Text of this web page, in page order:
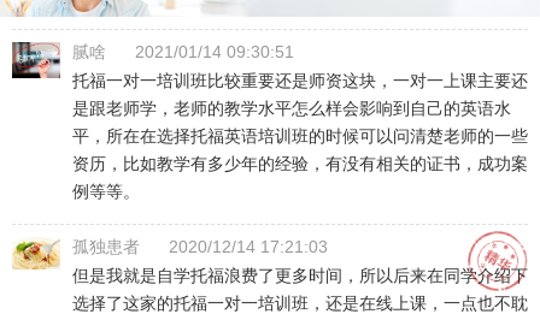
腻啥
2021/01/14 09:30:51
托福一对一培训班比较重要还是师资这块，一对一上课主要还
是跟老师学，老师的教学水平怎么样会影响到自己的英语水
平，所在在选择托福英语培训班的时候可以问清楚老师的一些
资历，比如教学有多少年的经验，有没有相关的证书，成功案
例等等。
孤独患者
2020/12/14 17:21:03
但是我就是自学托福浪费了更多时间，所以后来在同学介绍下
选择了这家的托福一对一培训班，还是在线上课，一点也不耽